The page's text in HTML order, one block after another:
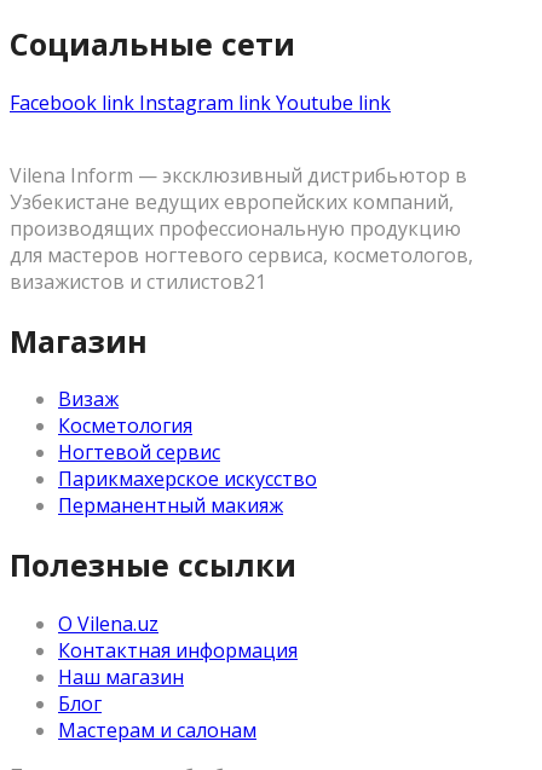
Социальные сети
Facebook link Instagram linkYoutube link
Vilena Inform — эксклюзивный дистрибьютор в
Узбекистане ведущих европейских компаний,
производящих профессиональную продукцию
для мастеров ногтевого сервиса, косметологов,
визажистов и стилистов21
Магазин
Визаж
Косметология
Ногтевой сервис
Парикмахерское искусство
Перманентный макияж
Полезные ссылки
О Vilena.uz
Контактная информация
Наш магазин
Блог
Мастерам и салонам